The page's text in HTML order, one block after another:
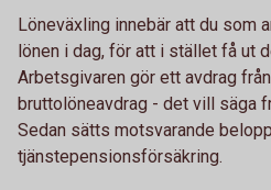
Löneväxling innebär att du som
lönen i dag, för att i stället få ut
Arbetsgivaren gör ett avdrag
bruttolöneavdrag - det vill säga
Sedan sätts motsvarande
tjänstepensionsförsäkring.